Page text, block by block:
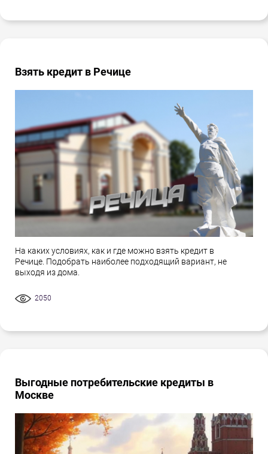
Взять кредит в Речице
На каких условиях, как и где можно взять кредит в
Речице. Подобрать наиболее подходящий вариант, не
выходя из дома.
2050
Выгодные потребительские кредиты в
Москве